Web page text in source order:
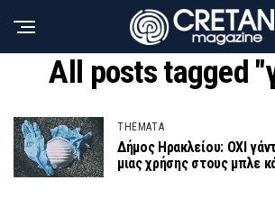
All posts tagged
THEMATA
Δήμος Ηρακλείου: ΟΧΙ
μιας χρήσης στους μπλε